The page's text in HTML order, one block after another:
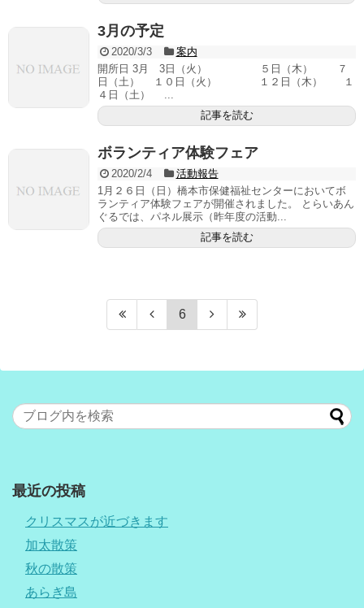
3月の予定
2020/3/3
案内
開所日 3月 3日（火） ５日（木） ７
日（土） １０日（火） １２日（木） １
４日（土） ...
記事を読む
ボランティア体験フェア
2020/2/4
活動報告
1月２６日（日）橋本市保健福祉センターにおいてボ
ランティア体験フェアが開催されました。 とらいあん
ぐるでは、パネル展示（昨年度の活動...
記事を読む
6
最近の投稿
クリスマスが近づきます
加太散策
秋の散策
あらぎ島